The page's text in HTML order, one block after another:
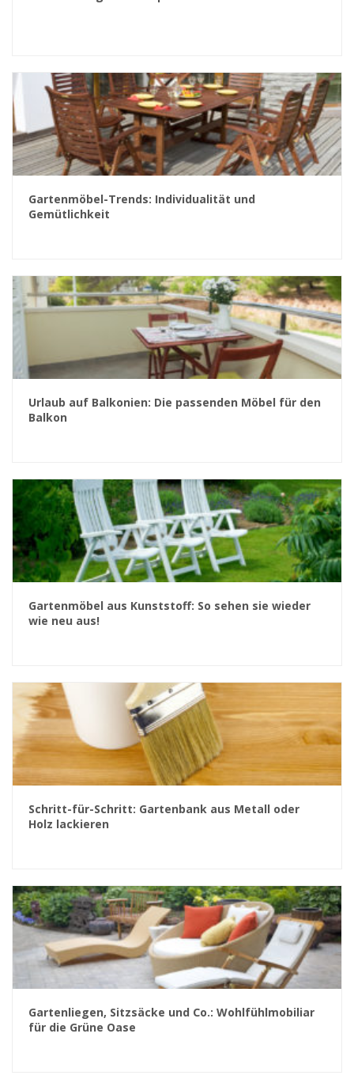
Gartenmöbel-Trends: Individualität und
Gemütlichkeit
Urlaub auf Balkonien: Die passenden Möbel für den
Balkon
Gartenmöbel aus Kunststoff: So sehen sie wieder
wie neu aus!
Schritt-für-Schritt: Gartenbank aus Metall oder
Holz lackieren
Gartenliegen, Sitzsäcke und Co.: Wohlfühlmobiliar
für die Grüne Oase